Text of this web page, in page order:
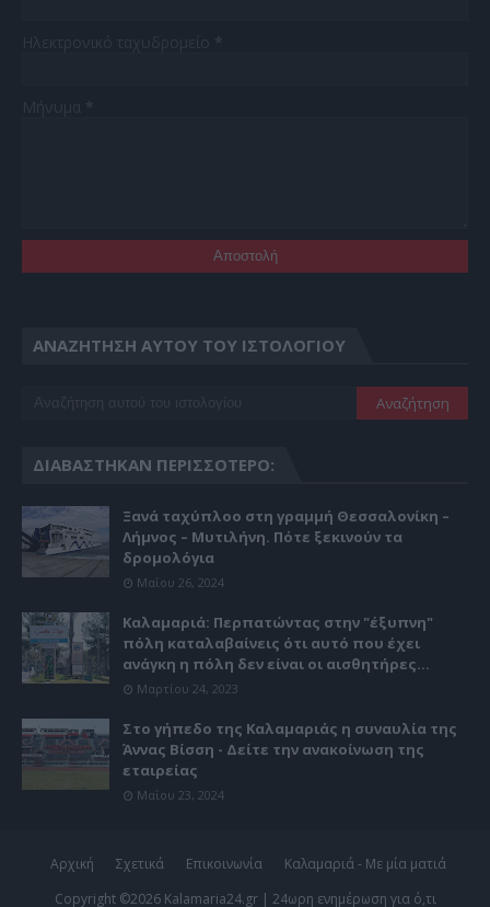
ΑΝΑΖΉΤΗΣΗ ΑΥΤΟΎ ΤΟΥ ΙΣΤΟΛΟΓΊΟΥ
ΔΙΑΒΆΣΤΗΚΑΝ ΠΕΡΙΣΣΌΤΕΡΟ:
Ξανά ταχύπλοο στη γραμμή Θεσσαλονίκη –
Λήμνος – Μυτιλήνη. Πότε ξεκινούν τα
δρομολόγια
Μαΐου 26, 2024
Καλαμαριά: Περπατώντας στην "έξυπνη"
πόλη καταλαβαίνεις ότι αυτό που έχει
ανάγκη η πόλη δεν είναι οι αισθητήρες...
Μαρτίου 24, 2023
Στο γήπεδο της Καλαμαριάς η συναυλία της
Άννας Βίσση - Δείτε την ανακοίνωση της
εταιρείας
Μαΐου 23, 2024
Αρχική Σχετικά Επικοινωνία
Καλαμαριά - Με μία ματιά
Copyright ©2026 Kalamaria24.gr | 24ωρη ενημέρωση για ό,τι